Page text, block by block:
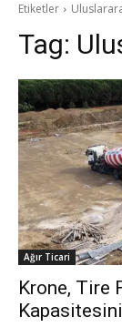
Etiketler
Tag:
Ağır Ticari
Krone, Tire